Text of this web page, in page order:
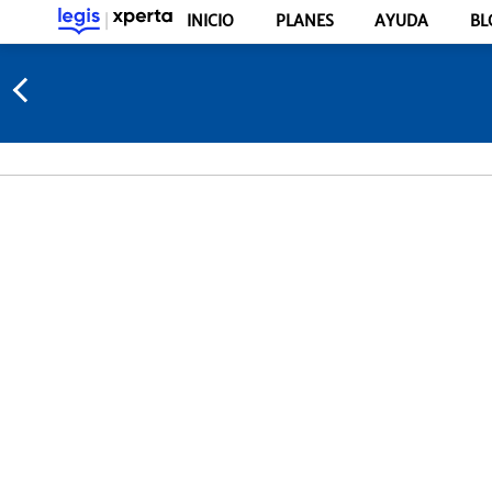
INICIO PLANES AYUDA